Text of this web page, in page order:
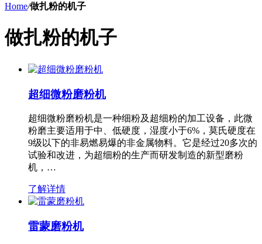
Home/做扎粉的机子
做扎粉的机子
超细微粉磨粉机
超细微粉磨粉机是一种细粉及超细粉的加工设备，此微
粉磨主要适用于中、低硬度，湿度小于6%，莫氏硬度在
9级以下的非易燃易爆的非金属物料。它是经过20多次的
试验和改进，为超细粉的生产而研发制造的新型磨粉
机，…
了解详情
雷蒙磨粉机